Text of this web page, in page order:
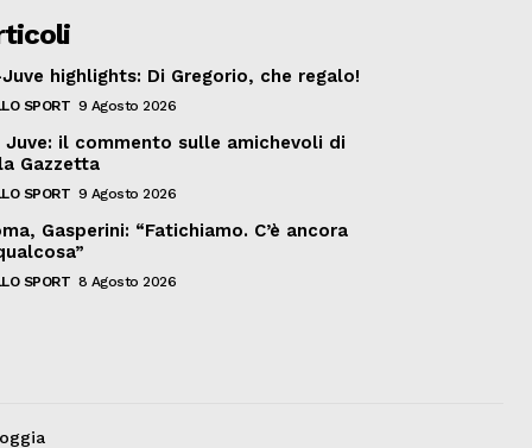
Juve highlights: Di Gregorio, che regalo!
SPORT 9 Agosto 2026
Juve: il commento sulle amichevoli di
Gazzetta
SPORT 9 Agosto 2026
Gasperini: “Fatichiamo. C’è ancora
SPORT 8 Agosto 2026